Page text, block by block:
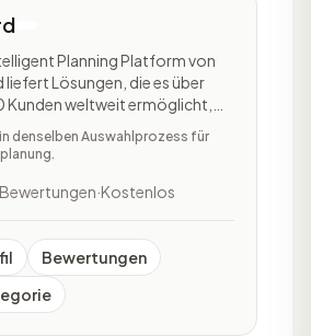
Planning Platform von
liefert Lösungen, die es über
Kunden weltweit ermöglicht,
Erkenntnisse und
Ergebnisse durch
unterstützt Board Unternehmen
zu treffen.
a
denselben Auswahlprozess für
·Kostenlos
Bewertungen